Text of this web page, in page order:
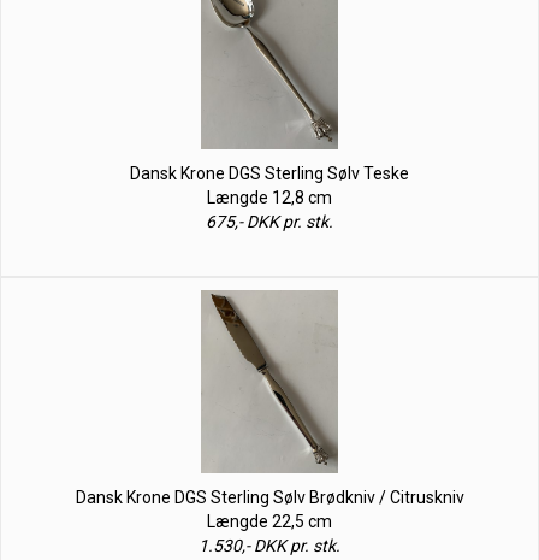
Dansk Krone DGS Sterling Sølv Teske
Længde 12,8 cm
675,- DKK pr. stk.
Dansk Krone DGS Sterling Sølv Brødkniv / Citruskniv
Længde 22,5 cm
1.530,- DKK pr. stk.